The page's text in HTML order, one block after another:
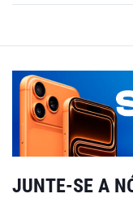
JUNTE-SE A